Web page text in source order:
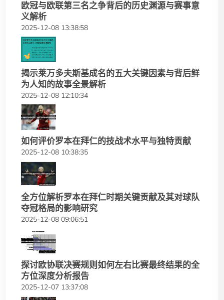
欧冠与欧联第三名之争背后的历史渊源与赛事意
义解析
2025-12-08 13:38:58
揭示莱万多夫斯基成名的五大关键因素与背后鲜
为人知的故事全景解析
2025-12-08 12:10:34
如何评价罗本在拜仁的技战术水平与独特贡献
2025-12-08 10:38:35
全方位解析罗本在拜仁时期关键贡献及其对球队
夺冠格局的影响研究
2025-12-08 09:06:51
探讨欧协联决赛规则如何左右比赛最终结果的全
方位深度分析报告
2025-12-07 13:37:08